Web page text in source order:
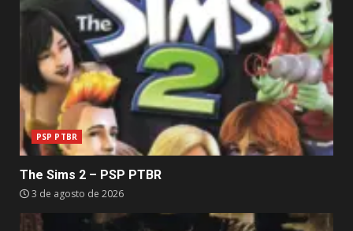
PSP PTBR
The Sims 2 – PSP PTBR
3 de agosto de 2026